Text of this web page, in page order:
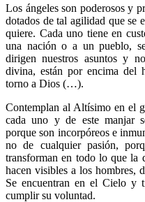
Los ángeles son poderosos y
dotados de tal agilidad que se
quiere. Cada uno tiene en
una nación o a un pueblo,
dirigen nuestros asuntos y
divina, están por encima del
torno a Dios (…).
Contemplan al Altísimo en el
cada uno y de este manjar
porque son incorpóreos e
no de cualquier pasión,
transforman en todo lo que la
hacen visibles a los hombres,
Se encuentran en el Cielo y
cumplir su voluntad.